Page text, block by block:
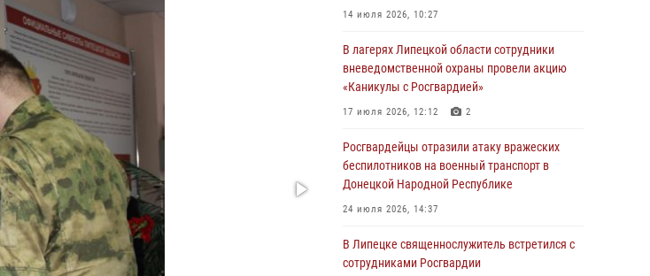
граждан на праздновании Дня ВДВ в
03 августа 2026, 13:43 1
Росгвардейцы обеспечили безопасность
граждан в День Лев-Толстовского района
Росгвардия противодействует БПЛА ВСУ на
южном направлении (видео)
03 августа 2026, 13:39
14 июля 2026, 10:27
В лагерях Липецкой области сотрудники
вневедомственной охраны провели акцию
«Каникулы с Росгвардией»
17 июля 2026, 12:12 2
Росгвардейцы отразили атаку вражеских
беспилотников на военный транспорт в
Донецкой Народной Республике
24 июля 2026, 14:37
В Липецке священнослужитель встретился с
сотрудниками Росгвардии